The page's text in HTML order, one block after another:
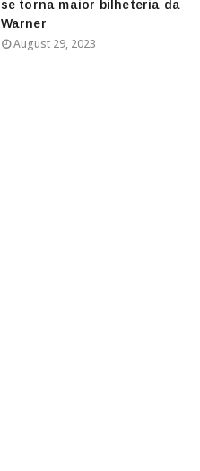
se torna maior bilheteria da
Warner
August 29, 2023